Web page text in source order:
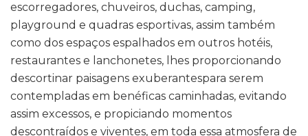
escorregadores, chuveiros, duchas, camping,
playground e quadras esportivas, assim também
como dos espaços espalhados em outros hotéis,
restaurantes e lanchonetes, lhes proporcionando
descortinar paisagens exuberantespara serem
contempladas em benéficas caminhadas, evitando
assim excessos, e propiciando momentos
descontraídos e viventes, em toda essa atmosfera de